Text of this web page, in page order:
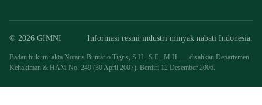
© 2026 GIMNI Informasi resmi industri minyak nabati Indonesia.
Badan hukum: akta Notaris Buntario Tigris, S.H., S.E., M.H. — disahkan Departemen
Kehakiman & HAM No. 249 (30 April 2007). Berdiri 12 Desember 2006.